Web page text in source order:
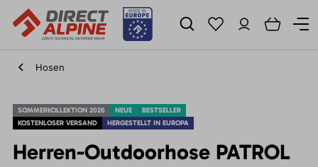
Hosen
SOMMERKOLLEKTION 2026 NEUE
BESTSELLER
KOSTENLOSER VERSAND
HERGESTELLT IN EUROPA
Herren-Outdoorhose PATROL